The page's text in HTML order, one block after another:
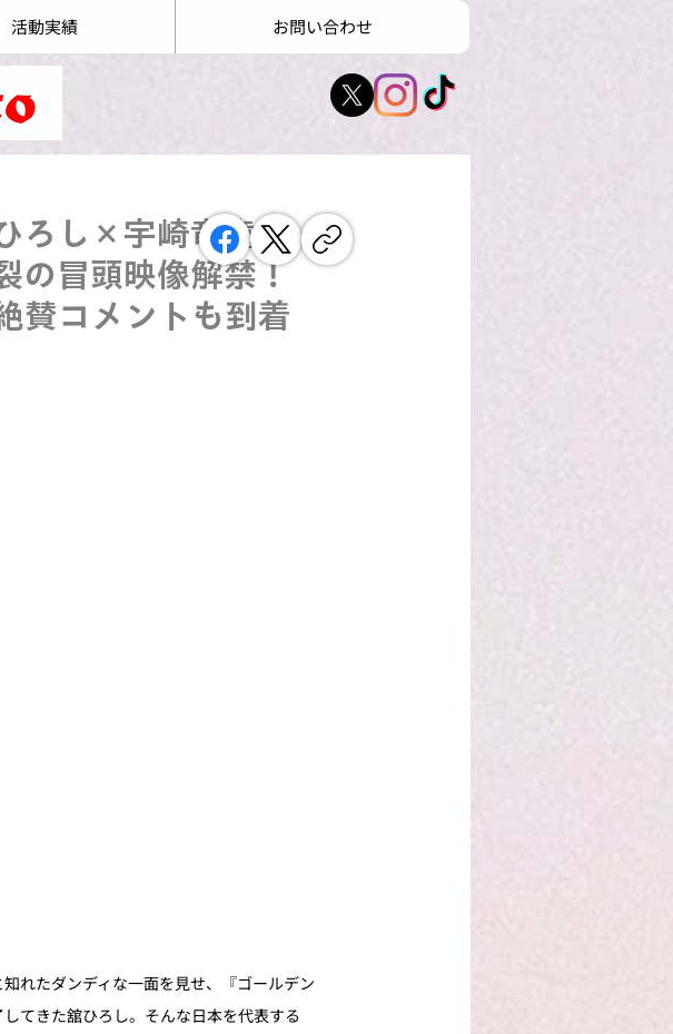
活動実績 お問い合わせ
ろし×宇崎竜童が
の冒頭映像解禁！
賛コメントも到着
れたダンディな一面を見せ、『ゴールデン
てきた舘ひろし。そんな日本を代表する